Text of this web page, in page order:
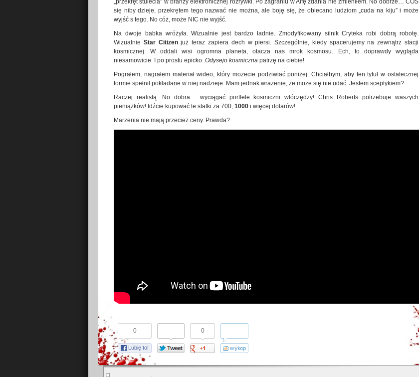
„przekręt stulecia” w branży elektronicznej rozrywki. Po zagraniu w Alfę zdania nie zmieniłem. No dobrze… COŚ
się niby dzieje, przekrętem tego nazwać nie można, ale boję się, że obiecano ludziom „cuda na kiju” i może
wyjść s tego. No cóż, może NIC nie wyjść.
Na dwoje babka wróżyła. Wizualnie jest bardzo ładnie. Zmodyfikowany silnik Cryteka robi dobrą robotę.
Wizualnie Star Citizenjuż teraz zapiera dech w piersi. Szczególnie, kiedy spacerujemy na zewnątrz stacji
kosmicznej. W oddali wisi ogromna planeta, otacza nas mrok kosmosu. Ech, to doprawdy wygląda
niesamowicie. I po prostu epicko. Odysejo kosmiczna patrzę na ciebie!
Pograłem, nagrałem materiał wideo, który możecie podziwiać poniżej. Chciałbym, aby ten tytuł w ostatecznej
formie spełnił pokładane w niej nadzieje. Mam jednak wrażenie, że może się nie udać. Jestem sceptykiem?
Raczej realistą. No dobra… wyciągać portfele kosmiczni włóczędzy! Chris Roberts potrzebuje waszych
pieniążków! Idźcie kupować te statki za 700, 1000 i więcej dolarów!
Marzenia nie mają przecież ceny. Prawda?
0
Lubię to!
0